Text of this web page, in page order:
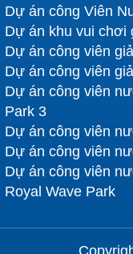
Dự án công Viên
Dự án khu vui chơi
Dự án công viên
Dự án công viên
Dự án công viên
Park 3
Dự án công viên
Dự án công viên
Dự án công viên
Royal Wave Park